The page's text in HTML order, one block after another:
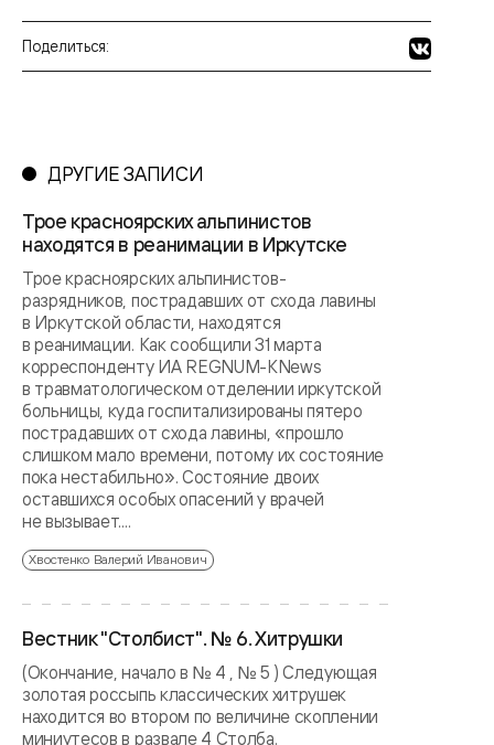
Поделиться:
ДРУГИЕ ЗАПИСИ
Трое красноярских альпинистов
находятся в реанимации в Иркутске
Трое красноярских альпинистов-
разрядников, пострадавших от схода лавины
в Иркутской области, находятся
в реанимации. Как сообщили 31 марта
корреспонденту ИА REGNUM-KNews
в травматологическом отделении иркутской
больницы, куда госпитализированы пятеро
пострадавших от схода лавины, «прошло
слишком мало времени, потому их состояние
пока нестабильно». Состояние двоих
оставшихся особых опасений у врачей
не вызывает....
Хвостенко Валерий Иванович
Вестник "Столбист". № 6. Хитрушки
(Окончание, начало в № 4 , № 5 ) Следующая
золотая россыпь классических хитрушек
находится во втором по величине скоплении
миниутесов в развале 4 Столба.